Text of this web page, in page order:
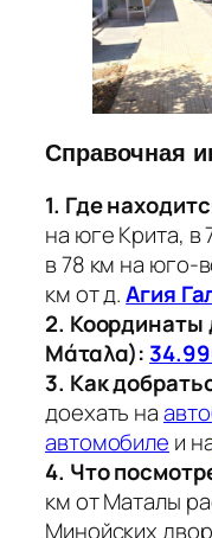
Справочная
1. Где
на юге Крита, в
в 78 км на юго-
км от д.Агия
2. Координаты
Μάταλα):
3. Как
доехать на
автомобиле и
4. Что
км от Маталы
Минойских